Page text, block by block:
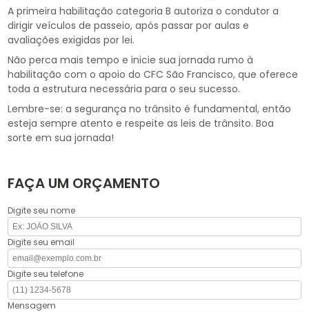
A primeira habilitação categoria B autoriza o condutor a
dirigir veículos de passeio, após passar por aulas e
avaliações exigidas por lei.
Não perca mais tempo e inicie sua jornada rumo à
habilitação com o apoio do CFC São Francisco, que oferece
toda a estrutura necessária para o seu sucesso.
Lembre-se: a segurança no trânsito é fundamental, então
esteja sempre atento e respeite as leis de trânsito. Boa
sorte em sua jornada!
FAÇA UM ORÇAMENTO
Digite seu nome
Digite seu email
Digite seu telefone
Mensagem